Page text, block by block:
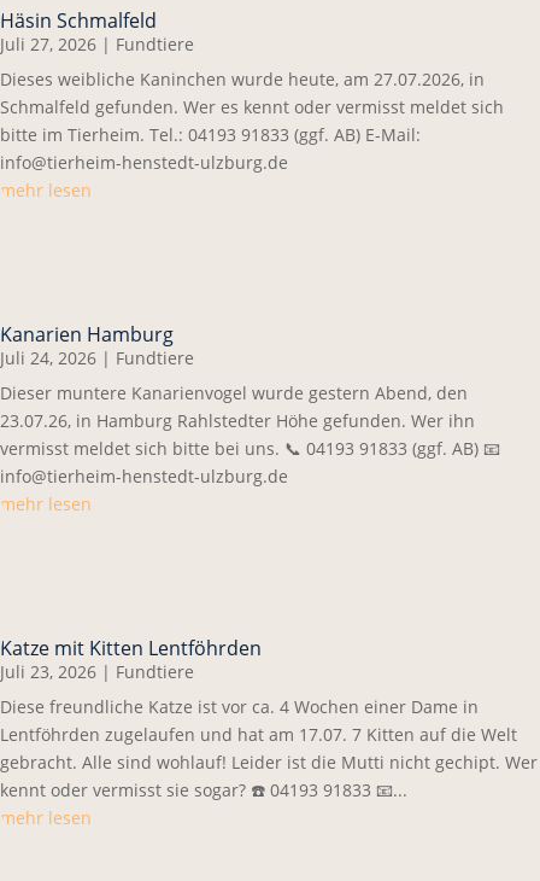
Häsin Schmalfeld
Juli 27, 2026 | Fundtiere
Dieses weibliche Kaninchen wurde heute, am 27.07.2026, in
Schmalfeld gefunden. Wer es kennt oder vermisst meldet sich
bitte im Tierheim. Tel.: 04193 91833 (ggf. AB) E-Mail:
info@tierheim-henstedt-ulzburg.de
mehr lesen
Kanarien Hamburg
Juli 24, 2026 | Fundtiere
Dieser muntere Kanarienvogel wurde gestern Abend, den
23.07.26, in Hamburg Rahlstedter Höhe gefunden. Wer ihn
vermisst meldet sich bitte bei uns. 📞 04193 91833 (ggf. AB) 📧
info@tierheim-henstedt-ulzburg.de
mehr lesen
Katze mit Kitten Lentföhrden
Juli 23, 2026 | Fundtiere
Diese freundliche Katze ist vor ca. 4 Wochen einer Dame in
Lentföhrden zugelaufen und hat am 17.07. 7 Kitten auf die Welt
gebracht. Alle sind wohlauf! Leider ist die Mutti nicht gechipt. Wer
kennt oder vermisst sie sogar? ☎️ 04193 91833 📧...
mehr lesen